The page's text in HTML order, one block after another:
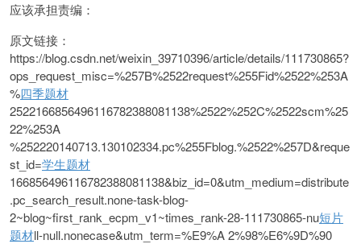
应该承担责编：
原文链接：
https://blog.csdn.net/weixin_39710396/article/details/111730865?
ops_request_misc=%257B%2522request%255Fid%2522%253A
%四季题材
2522166856496116782388081138%2522%252C%2522scm%25
22%253A
%252220140713.130102334.pc%255Fblog.%2522%257D&reque
st_id=学生题材
166856496116782388081138&biz_id=0&utm_medium=distribute
.pc_search_result.none-task-blog-
2~blog~first_rank_ecpm_v1~times_rank-28-111730865-nu短片
题材ll-null.nonecase&utm_term=%E9%A 2%98%E6%9D%90